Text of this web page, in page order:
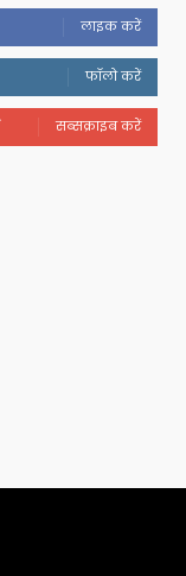
लाइक करें
फॉलो करें
सब्सक्राइब करें